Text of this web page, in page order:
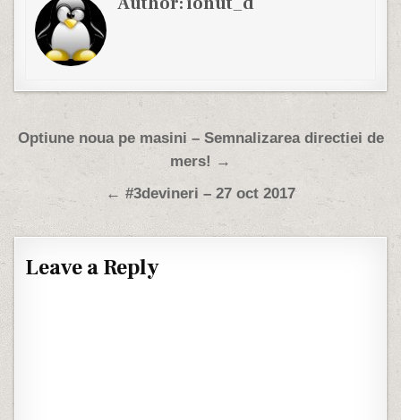
Post navigation
Optiune noua pe masini – Semnalizarea directiei de
mers! →
← #3devineri – 27 oct 2017
Leave a Reply